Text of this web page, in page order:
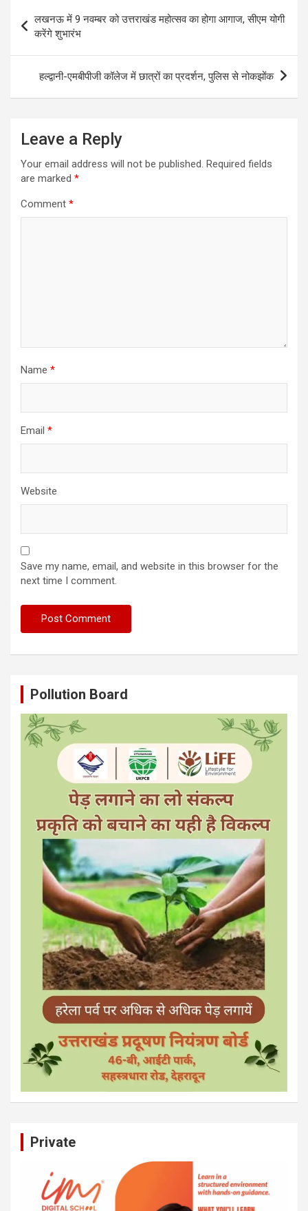
navigation
लखनऊ में 9 नवम्बर को उत्तराखंड महोत्सव का होगा आगाज, सीएम योगी
करेंगे शुभारंभ
हल्द्वानी-एमबीपीजी कॉलेज में छात्रों का प्रदर्शन, पुलिस से नोकझोंक
Leave a Reply
Your email address will not be published. Required fields
are marked *
Comment *
Name *
Email *
Website
Save my name, email, and website in this browser for the
next time I comment.
Pollution Board
Private